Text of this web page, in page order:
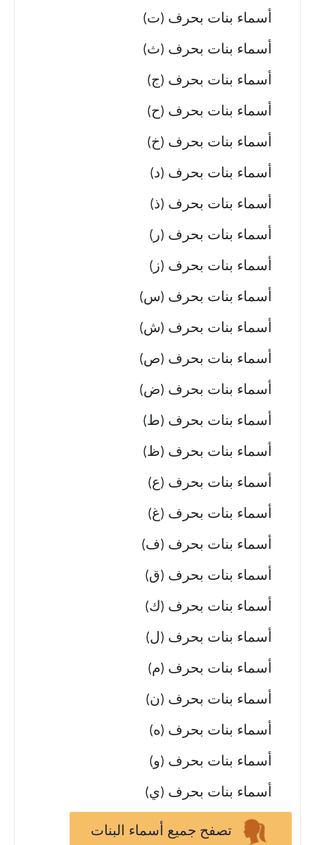
أسماء بنات بحرف (ت)
أسماء بنات بحرف (ث)
أسماء بنات بحرف (ج)
أسماء بنات بحرف (ح)
أسماء بنات بحرف (خ)
أسماء بنات بحرف (د)
أسماء بنات بحرف (ذ)
أسماء بنات بحرف (ر)
أسماء بنات بحرف (ز)
أسماء بنات بحرف (س)
أسماء بنات بحرف (ش)
أسماء بنات بحرف (ص)
أسماء بنات بحرف (ض)
أسماء بنات بحرف (ط)
أسماء بنات بحرف (ظ)
أسماء بنات بحرف (ع)
أسماء بنات بحرف (غ)
أسماء بنات بحرف (ف)
أسماء بنات بحرف (ق)
أسماء بنات بحرف (ك)
أسماء بنات بحرف (ل)
أسماء بنات بحرف (م)
أسماء بنات بحرف (ن)
أسماء بنات بحرف (ه)
أسماء بنات بحرف (و)
أسماء بنات بحرف (ي)
تصفح جميع أسماء البنات